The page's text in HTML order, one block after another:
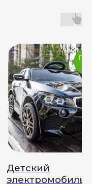
Детский
электромобиль